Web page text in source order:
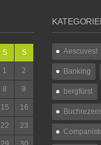
S S
1 2
8 9
15 16
22 23
Aescuvest
Banking
bergfürst